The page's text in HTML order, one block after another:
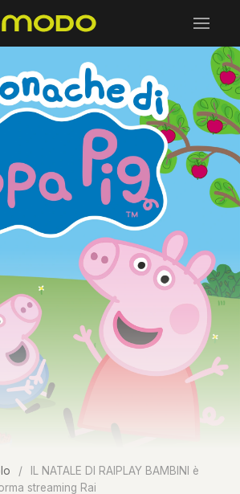
/
IL NATALE DI RAIPLAY BAMBINI è
streaming Rai